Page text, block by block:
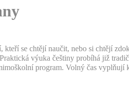
se chtějí naučit, nebo si chtějí
výuka češtiny probíhá již
program. Volný čas